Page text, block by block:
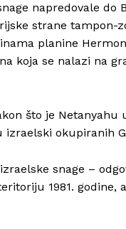
O
napredovale do
strane tampon-
planine
koja se nalazi na
što je Netanyahu
okupiranih
snage –
1981. godine,